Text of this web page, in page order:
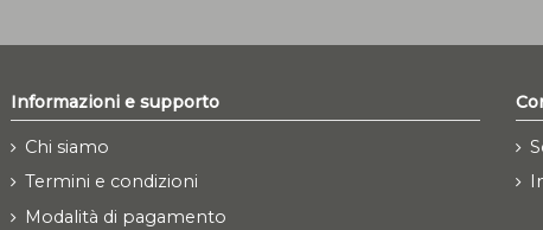
Informazioni e supporto
Chi siamo
Termini e condizioni
Modalità di pagamento